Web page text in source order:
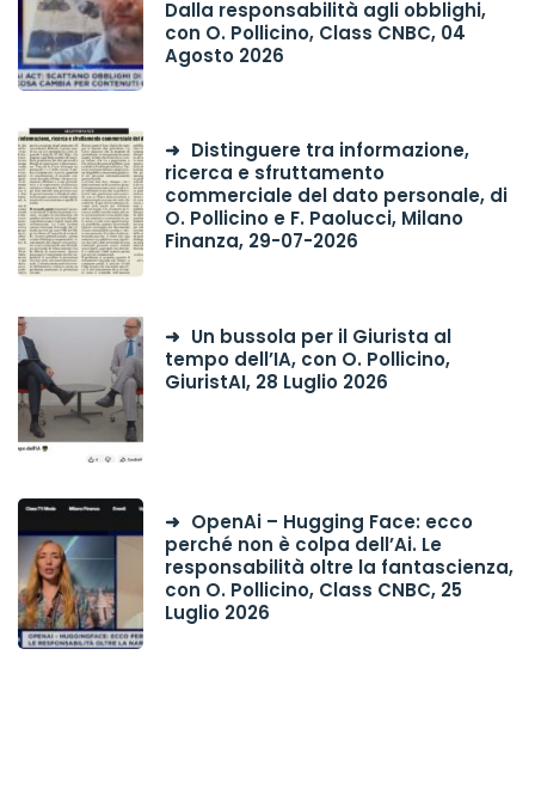
Dalla responsabilità agli obblighi,
con O. Pollicino, Class CNBC, 04
Agosto 2026
Distinguere tra informazione,
ricerca e sfruttamento
commerciale del dato personale, di
O. Pollicino e F. Paolucci, Milano
Finanza, 29-07-2026
Un bussola per il Giurista al
tempo dell’IA, con O. Pollicino,
GiuristAI, 28 Luglio 2026
OpenAi – Hugging Face: ecco
perché non è colpa dell’Ai. Le
responsabilità oltre la fantascienza,
con O. Pollicino, Class CNBC, 25
Luglio 2026